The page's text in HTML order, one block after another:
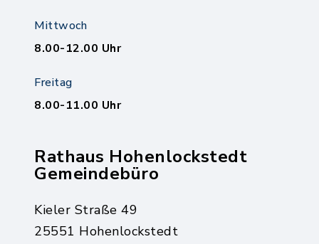
Mittwoch
8.00-12.00 Uhr
Freitag
8.00-11.00 Uhr
Rathaus Hohenlockstedt
Gemeindebüro
Kieler Straße 49
25551 Hohenlockstedt